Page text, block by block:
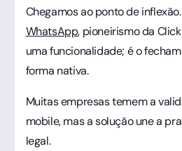
Chegamos ao ponto de
WhatsApp, pioneirismo da
uma funcionalidade; é o
forma nativa.
Muitas empresas temem a
mobile, mas a solução une a
legal.